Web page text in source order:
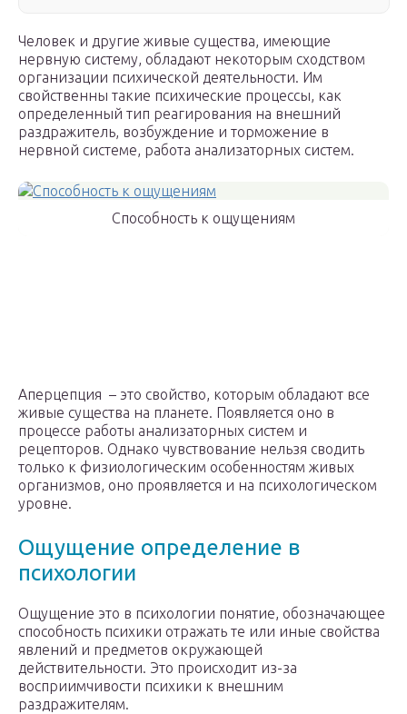
Человек и другие живые существа, имеющие
нервную систему, обладают некоторым сходством
организации психической деятельности. Им
свойственны такие психические процессы, как
определенный тип реагирования на внешний
раздражитель, возбуждение и торможение в
нервной системе, работа анализаторных систем.
Способность к ощущениям
Аперцепция – это свойство, которым обладают все
живые существа на планете. Появляется оно в
процессе работы анализаторных систем и
рецепторов. Однако чувствование нельзя сводить
только к физиологическим особенностям живых
организмов, оно проявляется и на психологическом
уровне.
Ощущение определение в
психологии
Ощущение это в психологии понятие, обозначающее
способность психики отражать те или иные свойства
явлений и предметов окружающей
действительности. Это происходит из-за
восприимчивости психики к внешним
раздражителям.